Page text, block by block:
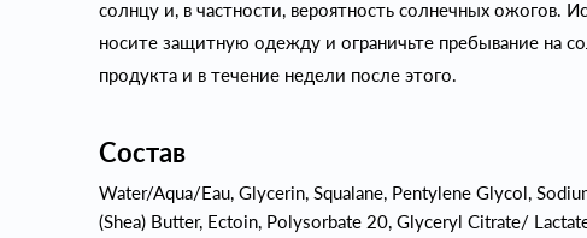
солнцу и, в частности, вероятность солнечных ожогов.
носите защитную одежду и ограничьте пребывание на
продукта и в течение недели после этого.
Состав
Water/Aqua/Eau, Glycerin, Squalane, Pentylene Glycol,
(Shea) Butter, Ectoin, Polysorbate 20, Glyceryl Citrate/